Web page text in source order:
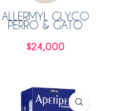
ALLERMYL GLYCO
PERRO & GATO
$24,000